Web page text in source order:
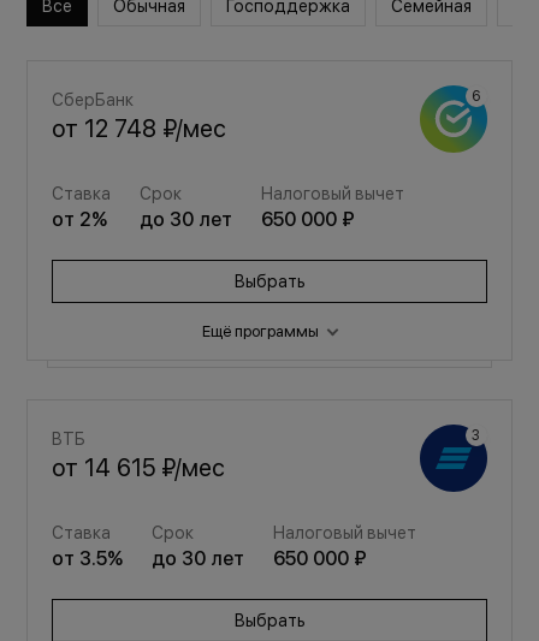
Все Обычная Господдержка Семейная
СберБанк
от 12 748 ₽/мес
Ставка
от 2%
Срок
до 30 лет
Налоговый вычет
650 000 ₽
Выбрать
Ещё программы
от17 070 ₽ /мес
от3.5% до30 650 000 ₽
Выбрать
ВТБ
от 14 615 ₽/мес
Ставка
от 3.5%
Срок
до 30 лет
Налоговый вычет
650 000 ₽
Выбрать